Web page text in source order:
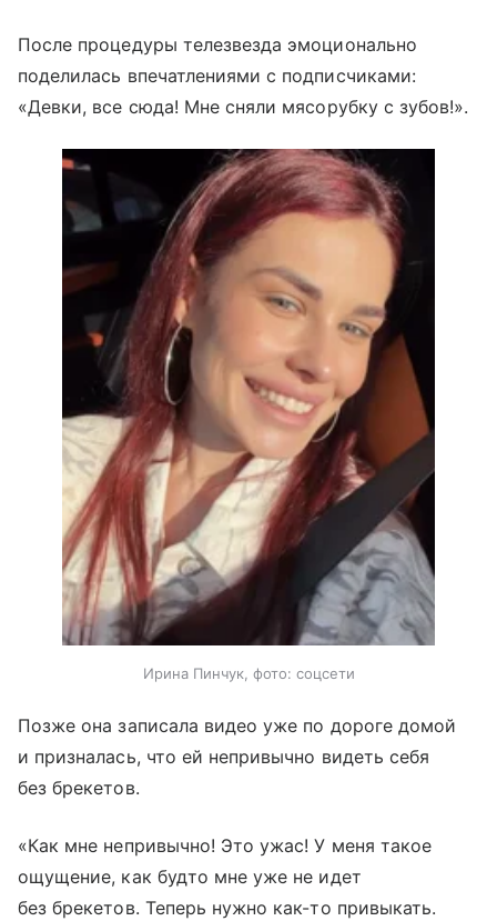
После процедуры телезвезда эмоционально
поделилась впечатлениями с подписчиками:
«Девки, все сюда! Мне сняли мясорубку с зубов!».
Ирина Пинчук, фото: соцсети
Позже она записала видео уже по дороге домой
и призналась, что ей непривычно видеть себя
без брекетов.
«Как мне непривычно! Это ужас! У меня такое
ощущение, как будто мне уже не идет
без брекетов. Теперь нужно как-то привыкать.